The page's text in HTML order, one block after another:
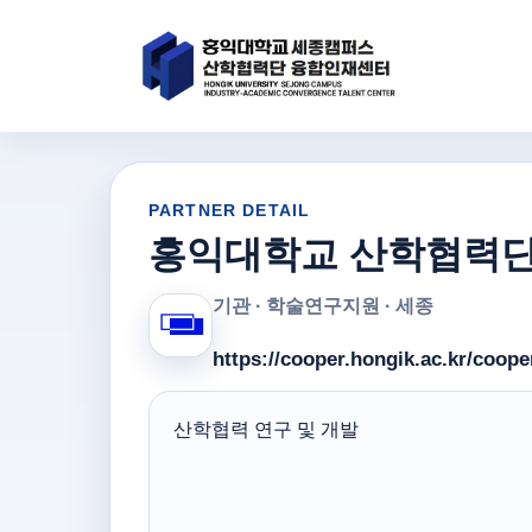
PARTNER DETAIL
홍익대학교 산학협력
기관 · 학술연구지원 · 세종
https://cooper.hongik.ac.kr/
​산학협력 연구 및 개발​